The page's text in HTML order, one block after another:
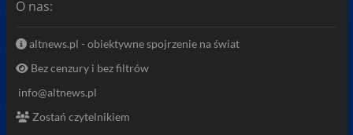
O nas:
altnews.pl - obiektywne spojrzenie na świat
Bez cenzury i bez filtrów
info@altnews.pl
Zostań czytelnikiem